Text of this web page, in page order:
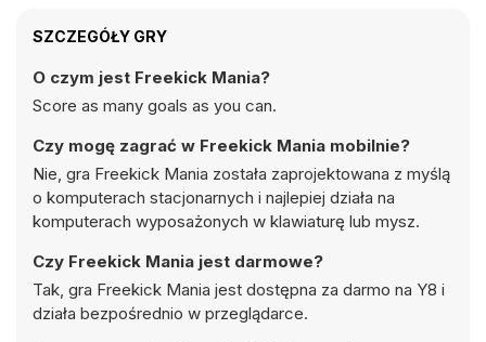
SZCZEGÓŁY GRY
O czym jest Freekick Mania?
Score as many goals as you can.
Czy mogę zagrać w Freekick Mania mobilnie?
Nie, gra Freekick Mania została zaprojektowana z myślą
o komputerach stacjonarnych i najlepiej działa na
komputerach wyposażonych w klawiaturę lub mysz.
Czy Freekick Mania jest darmowe?
Tak, gra Freekick Mania jest dostępna za darmo na Y8 i
działa bezpośrednio w przeglądarce.